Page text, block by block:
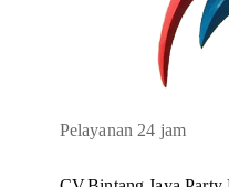
Pelayanan 24 jam